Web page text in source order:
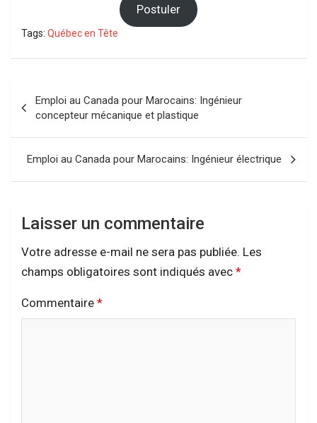
Postuler
Tags: Québec en Tête
de
l’article
Emploi au Canada pour Marocains: Ingénieur
concepteur mécanique et plastique
Emploi au Canada pour Marocains: Ingénieur électrique
Laisser un commentaire
Votre adresse e-mail ne sera pas publiée. Les
champs obligatoires sont indiqués avec *
Commentaire *